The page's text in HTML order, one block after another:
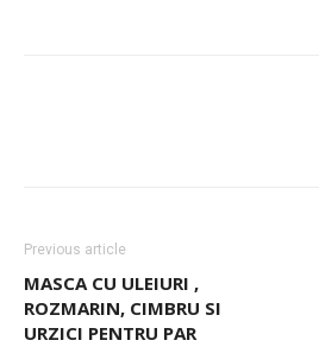
Previous article
MASCA CU ULEIURI ,
ROZMARIN, CIMBRU SI
URZICI PENTRU PAR